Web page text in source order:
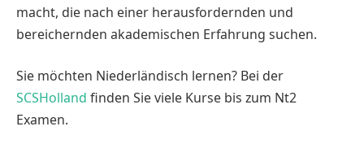
macht, die nach einer herausfordernden und
bereichernden akademischen Erfahrung suchen.
Sie möchten Niederländisch lernen? Bei der
SCSHolland finden Sie viele Kurse bis zum Nt2
Examen.